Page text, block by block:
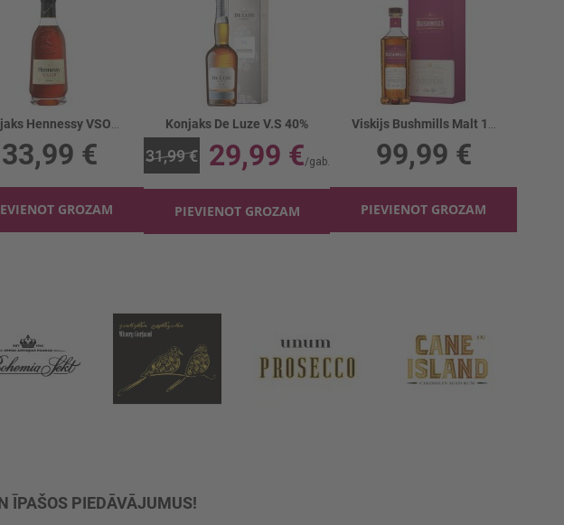
Konjaks Hennessy VSOP 40%
33,99 €
GROZAM
Konjaks De Luze V.S 40%
31,99 € 29,99 €
PIEVIENOT GROZAM
Viskijs Bushmills Malt 16yo 40% kastē
99,99 €
PIEVIENOT GROZAM
ĪPAŠOS PIEDĀVĀJUMUS!